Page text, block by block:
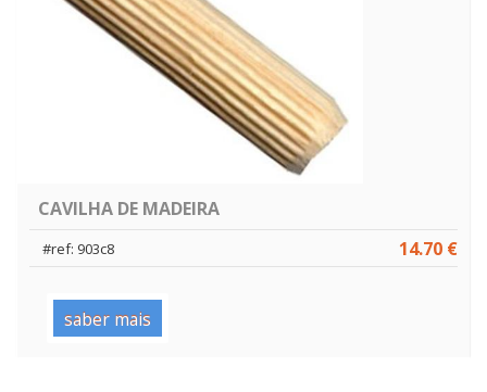
CAVILHA DE MADEIRA
14.70 €
#ref: 903c8
saber mais